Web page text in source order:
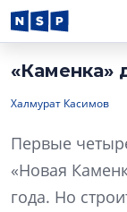
«Каменка»
Халмурат Касимов
Первые
«Новая
года. Но